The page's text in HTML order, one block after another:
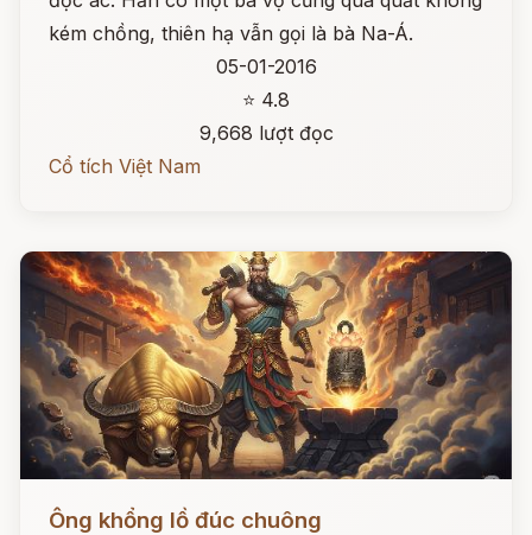
kém chồng, thiên hạ vẫn gọi là bà Na-Á.
05-01-2016
⭐ 4.8
9,668 lượt đọc
Cổ tích Việt Nam
Đọc ngay
Ông khổng lồ đúc chuông